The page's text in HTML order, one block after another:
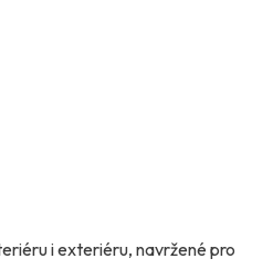
i exteriéru, navržené pro